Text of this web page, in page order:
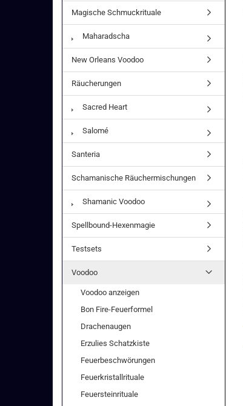
Magische Schmuckrituale
Maharadscha
New Orleans Voodoo
Räucherungen
Sacred Heart
Salomé
Santeria
Schamanische Räuchermischungen
Shamanic Voodoo
Spellbound-Hexenmagie
Testsets
Voodoo
Voodoo anzeigen
Bon Fire-Feuerformel
Drachenaugen
Erzulies Schatzkiste
Feuerbeschwörungen
Feuerkristallrituale
Feuersteinrituale